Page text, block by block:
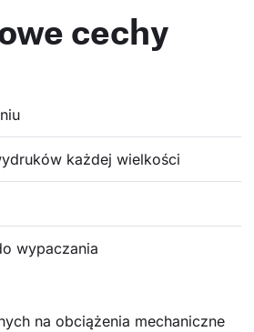
cechy
każdej wielkości
wypaczania
na obciążenia mechaniczne